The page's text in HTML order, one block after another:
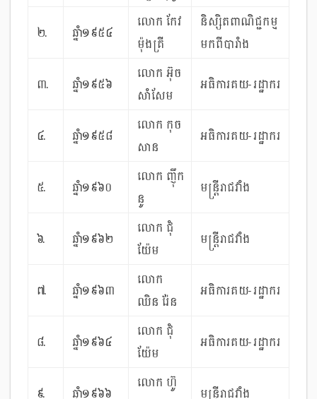
២. ឆ្នាំ១៩៥៤
លោក កែវ
ម៉ុងគ្រី
និស្សិតពាណិជ្ជកម្ម
មកពីបារាំង
៣. ឆ្នាំ១៩៥៦
លោក អ៊ុច
សាំសែម
អធិការគយ-រដ្ឋាករ
៤. ឆ្នាំ១៩៥៨
លោក កុច
សាន
អធិការគយ-រដ្ឋាករ
៥. ឆ្នាំ១៩៦០
លោក ញ៉ឹក
នូ
មន្ត្រីរាជវាំង
៦. ឆ្នាំ១៩៦២
លោក ជុំ
យ៉ែម
មន្ត្រីរាជវាំង
៧. ឆ្នាំ១៩៦៣
លោក
ឈិន រ៉ែន
អធិការគយ-រដ្ឋាករ
៨. ឆ្នាំ១៩៦៤
លោក ជុំ
យ៉ែម
អធិការគយ-រដ្ឋាករ
៩. ឆ្នាំ១៩៦៦
លោក ហ៊ូ
មន្ត្រីរាជវាំង